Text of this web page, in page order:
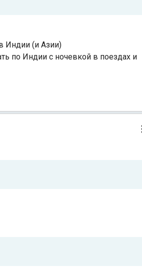
Индии (и Азии)
по Индии с ночевкой в поездах и